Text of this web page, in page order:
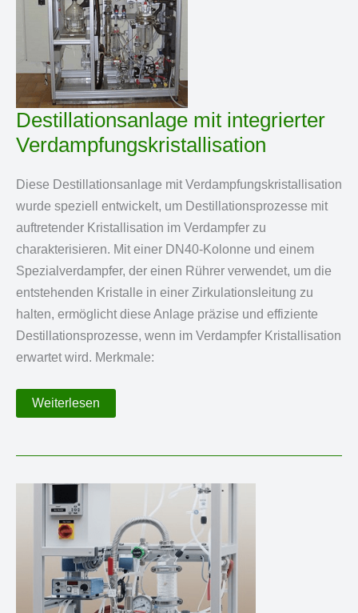
Destillationsanlage mit integrierter
Verdampfungskristallisation
Diese Destillationsanlage mit Verdampfungskristallisation
wurde speziell entwickelt, um Destillationsprozesse mit
auftretender Kristallisation im Verdampfer zu
charakterisieren. Mit einer DN40-Kolonne und einem
Spezialverdampfer, der einen Rührer verwendet, um die
entstehenden Kristalle in einer Zirkulationsleitung zu
halten, ermöglicht diese Anlage präzise und effiziente
Destillationsprozesse, wenn im Verdampfer Kristallisation
erwartet wird. Merkmale:
Destillationsanlage
mit
Weiterlesen